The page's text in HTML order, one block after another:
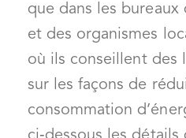
que dans les bureaux
et des organismes
où ils conseillent des
sur les façons de
consommation